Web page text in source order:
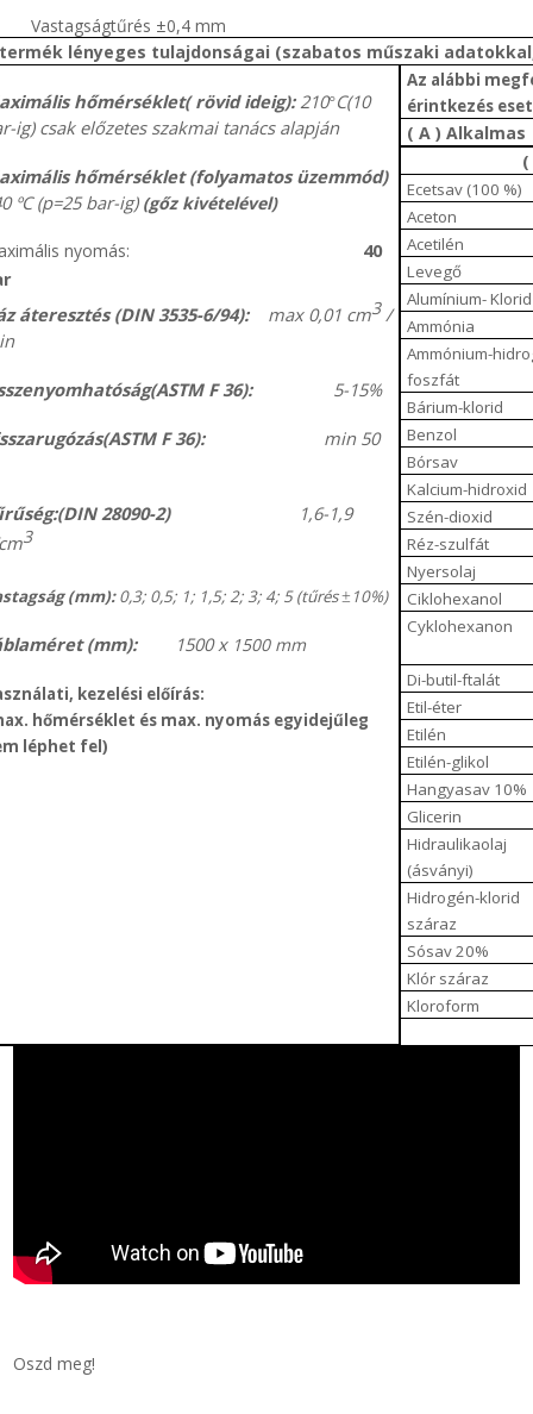
Vastagságtűrés ±0,4 mm
lényeges tulajdonságai (szabatos műszaki
hőmérséklet( rövid ideig):210°C(10
ig) csak előzetes szakmai tanács alapján
hőmérséklet (folyamatos üzemmód)
ºC (p=25 bar-ig) (gőz kivételével)
nyomás: 40
áteresztés (DIN 3535-6/94):max 0,01 cm3 /
F 36):5-15%
F 36):min 50
28090-2)1,6-1,9
3
(mm):0,3; 0,5; 1; 1,5; 2; 3; 4; 5 (tűrés± 10%)
(mm):1500 x 1500 mm
kezelési előírás:
hőmérséklet és max. nyomás egyidejűleg
léphet fel)
Az alábbi
érintkezés
( A ) Alkalmas
Ecetsav (100 %)
Aceton
Acetilén
Levegő
Alumínium- Klorid
Ammónia
Ammónium-
foszfát
Bárium-klorid
Benzol
Bórsav
Kalcium-hidroxid
Szén-dioxid
Réz-szulfát
Nyersolaj
Ciklohexanol
Cyklohexanon
Di-butil-ftalát
Etil-éter
Etilén
Etilén-glikol
Hangyasav 10%
Glicerin
Hidraulikaolaj
(ásványi)
Hidrogén-klorid
száraz
Sósav 20%
Klór száraz
Kloroform
Oszd meg!